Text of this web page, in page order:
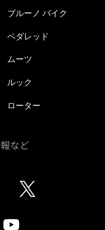
ブルーノ バイク
ペダレッド
ムーツ
ルック
ローター
など